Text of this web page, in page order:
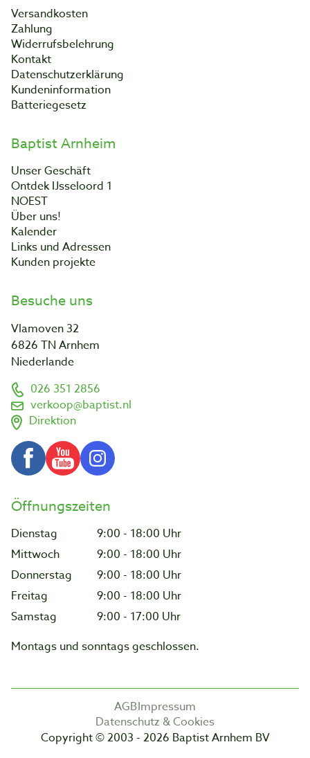
Versandkosten
Zahlung
Widerrufsbelehrung
Kontakt
Datenschutzerklärung
Kundeninformation
Batteriegesetz
Baptist Arnheim
Unser Geschäft
Ontdek IJsseloord 1
NOEST
Über uns!
Kalender
Links und Adressen
Kunden projekte
Besuche uns
Vlamoven 32
6826 TN Arnhem
Niederlande
026 351 2856
verkoop@baptist.nl
Direktion
Öffnungszeiten
Dienstag
9:00 - 18:00 Uhr
Mittwoch
9:00 - 18:00 Uhr
Donnerstag
9:00 - 18:00 Uhr
Freitag
9:00 - 18:00 Uhr
Samstag
9:00 - 17:00 Uhr
Montags und sonntags geschlossen.
AGBImpressum
Datenschutz & Cookies
Copyright © 2003 - 2026 Baptist Arnhem BV